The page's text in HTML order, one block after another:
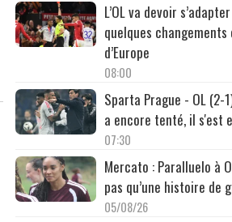
L’OL va devoir
quelques changements
d’Europe
08:00
Sparta Prague - OL (2-
a encore tenté, il s'est
07:30
Mercato : Paralluelo à
pas qu’une histoire de
05/08/26